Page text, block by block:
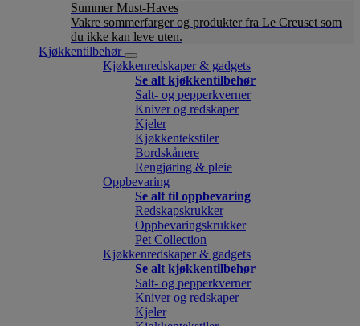
Summer Must-Haves
Vakre sommerfarger og produkter fra Le Creuset som
du ikke kan leve uten.
Kjøkkentilbehør
Kjøkkenredskaper & gadgets
Se alt kjøkkentilbehør
Salt- og pepperkverner
Kniver og redskaper
Kjeler
Kjøkkentekstiler
Bordskånere
Rengjøring & pleie
Oppbevaring
Se alt til oppbevaring
Redskapskrukker
Oppbevaringskrukker
Pet Collection
Kjøkkenredskaper & gadgets
Se alt kjøkkentilbehør
Salt- og pepperkverner
Kniver og redskaper
Kjeler